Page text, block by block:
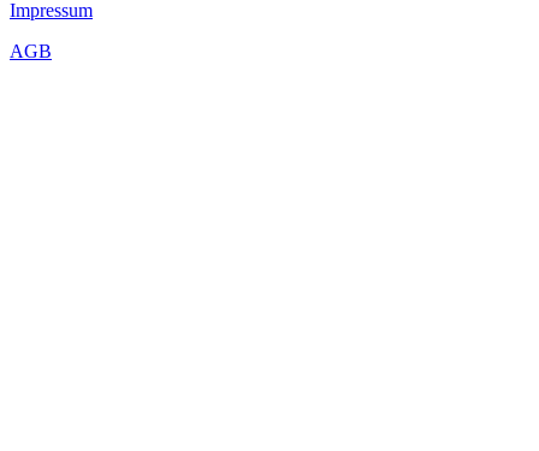
Impressum
AGB